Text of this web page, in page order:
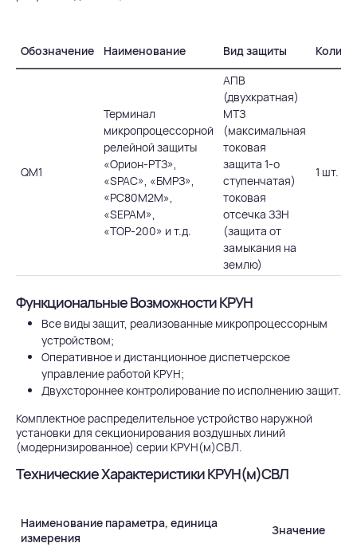
Обозначение Наименование Вид защиты
QM1
Терминал
микропроцессорной
релейной защиты
«Орион-РТЗ»,
«SPAC», «БМРЗ»,
«РС80М2М»,
«SEPAM»,
«ТОР-200» и т.д.
АПВ
(двухкратная)
МТЗ
(максимальная
токовая
защита 1-о
ступенчатая)
токовая
отсечка ЗЗН
(защита от
замыкания на
землю)
1 шт.
Функциональные Возможности КРУН
Все виды защит, реализованные микропроцессорным
устройством;
Оперативное и дистанционное диспетчерское
управление работой КРУН;
Двухстороннее контролирование по исполнению защит.
Комплектное распределительное устройство наружной
установки для секционирования воздушных линий
(модернизированное) серии КРУН(м)СВЛ.
Технические Характеристики КРУН(м)СВЛ
Наименование параметра, единица
измерения
Значение